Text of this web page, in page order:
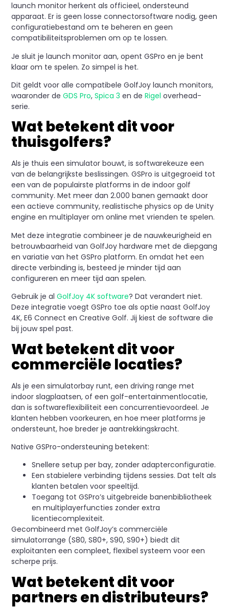
launch monitor herkent als officieel, ondersteund
apparaat. Er is geen losse connectorsoftware nodig, geen
configuratiebestand om te beheren en geen
compatibiliteitsproblemen om op te lossen.
Je sluit je launch monitor aan, opent GSPro en je bent
klaar om te spelen. Zo simpel is het.
Dit geldt voor alle compatibele GolfJoy launch monitors,
waaronder deGDS Pro,Spica 3 en deRigel overhead-
serie.
Wat betekent dit voor
thuisgolfers?
Als je thuis een simulator bouwt, is softwarekeuze een
van de belangrijkste beslissingen. GSPro is uitgegroeid tot
een van de populairste platforms in de indoor golf
community. Met meer dan 2.000 banen gemaakt door
een actieve community, realistische physics op de Unity
engine en multiplayer om online met vrienden te spelen.
Met deze integratie combineer je de nauwkeurigheid en
betrouwbaarheid van GolfJoy hardware met de diepgang
en variatie van het GSPro platform. En omdat het een
directe verbinding is, besteed je minder tijd aan
configureren en meer tijd aan spelen.
Gebruik je alGolfJoy 4K software? Dat verandert niet.
Deze integratie voegt GSPro toe als optie naast GolfJoy
4K, E6 Connect en Creative Golf. Jij kiest de software die
bij jouw spel past.
Wat betekent dit voor
commerciële locaties?
Als je een simulatorbay runt, een driving range met
indoor slagplaatsen, of een golf-entertainmentlocatie,
dan is softwareflexibiliteit een concurrentievoordeel. Je
klanten hebben voorkeuren, en hoe meer platforms je
ondersteunt, hoe breder je aantrekkingskracht.
Native GSPro-ondersteuning betekent:
Snellere setup per bay, zonder adapterconfiguratie.
Een stabielere verbinding tijdens sessies. Dat telt als
klanten betalen voor speeltijd.
Toegang tot GSPro’s uitgebreide banenbibliotheek
en multiplayerfuncties zonder extra
licentiecomplexiteit.
Gecombineerd met GolfJoy’s commerciële
simulatorrange (S80, S80+, S90, S90+) biedt dit
exploitanten een compleet, flexibel systeem voor een
scherpe prijs.
Wat betekent dit voor
partners en distributeurs?